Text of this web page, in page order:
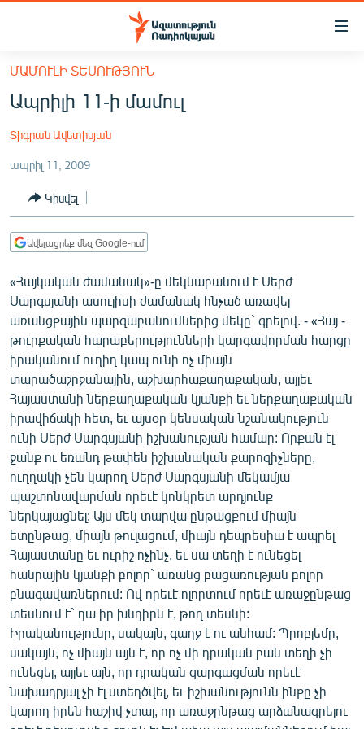
Մատչելիության
հիմնական
բովանդակությանը
հիմնական
մենյուին
ՀԱՅԱՍՏԱՆ
ՔԱՂԱՔԱԿԱՆ
ԸՆՏՐՈՒԹՅՈՒՆՆԵՐ 2026
ԻՐԱՎՈՒՆՔ
ՀԱՍԱՐԱԿՈՒԹՅՈՒՆ
ՂԱՐԱԲԱՂ
ՊԱՏԵՐԱԶՄԻ 6 ՇԱԲԱԹՆԵՐԸ
ՏԱՐԱԾԱՇՐՋԱՆ
ՄԻՋԱԶԳԱՅԻՆ
ՄՇԱԿՈՒՅԹ
ՍՊՈՐՏ
ՄԵԿՆԱԲԱՆՈՒԹՅՈՒՆ
ՏՏ ԵՒ ԻՆՏԵՐՆԵՏ
ԿՈՐՈՆԱՎԻՐՈՒՍ
ԱՐԽԻՎ
ՏԵՍԱՆՅՈՒԹԵՐ
ԲԱՆԱՎԵՃ
ՁԳՏԵԼՈՎ ԼԱՎԱԳՈՒՅՆԻՆ
ՓՈԴՔԱՍԹ
Հայերեն
ՄԱՄՈՒԼԻ ՏԵՍՈՒԹՅՈՒՆ
Ապրիլի 11-ի մամուլ
Տիգրան Ավետիսյան
ապրիլ 11, 2009
Կիսվել
Ավելացրեք մեզ Google-ում
«Հայկական ժամանակ»-ը մեկնաբանում է Սերժ
Սարգսյանի ասուլիսի ժամանակ հնչած առավել
առանցքային պարզաբանումներից մեկը` գրելով. - «Հայ -
թուրքական հարաբերությունների կարգավորման հարցը
իրականում ուղիղ կապ ունի ոչ միայն
տարածաշրջանային, աշխարհաքաղաքական, այլեւ
Հայաստանի ներքաղաքական կյանքի եւ ներքաղաքական
իրավիճակի հետ, եւ այսօր կենսական նշանակություն
ունի Սերժ Սարգսյանի իշխանության համար: Որքան էլ
ջանք ու եռանդ թափեն իշխանական քարոզիչները,
ուղղակի չեն կարող Սերժ Սարգսյանի մեկամյա
պաշտոնավարման որեւէ կոնկրետ արդյունք
ներկայացնել: Այս մեկ տարվա ընթացքում միայն
ետընթաց, միայն թուլացում, միայն դեպրեսիա է ապրել
Հայաստանը եւ ուրիշ ոչինչ, եւ սա տեղի է ունեցել
հանրային կյանքի բոլոր` առանց բացառության բոլոր
բնագավառներում: Ով որեւէ ոլորտում որեւէ առաջընթաց
տեսնում է` դա իր խնդիրն է, թող տեսնի:
Իրականությունը, սակայն, գաղջ է ու անհամ: Պրոբլեմը,
սակայն, ոչ միայն այն է, որ ոչ մի դրական բան տեղի չի
ունեցել, այլեւ այն, որ դրական զարգացման որեւէ
նախադրյալ չի էլ ստեղծվել, եւ իշխանությունն ինքը չի
կարող իրեն հաշիվ չտալ, որ առաջընթաց արձանագրելու